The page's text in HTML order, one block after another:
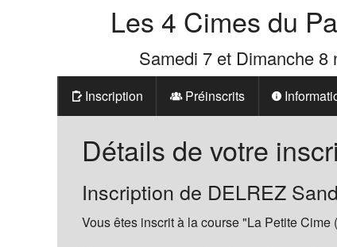
Les 4 Cimes du
Samedi 7 et Dimanche 8
Inscription Préinscrits
La
Détails de votre
Inscription de DELREZ
Vous êtes inscrit à la course "La Petite Cime